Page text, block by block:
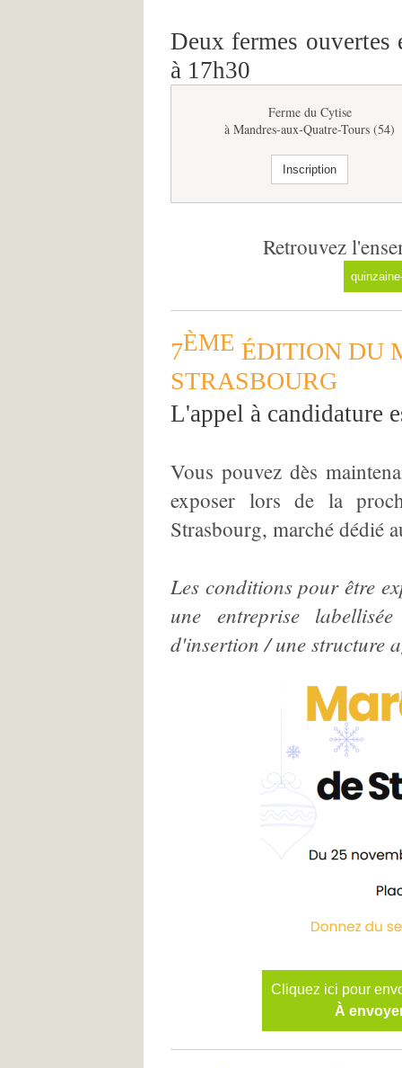
Deux fermes
à 17h30
Ferme du Cytise
à Mandres-aux-Quatre-Tours (54)
Inscription
Retrouvez
7ÈME ÉDITION DU
STRASBOURG
L'appel à candidature
Vous pouvez dès
exposer lors de la
Strasbourg, marché dédié
Les conditions pour être
une entreprise
d'insertion / une structure
Cliquez ici pour
À